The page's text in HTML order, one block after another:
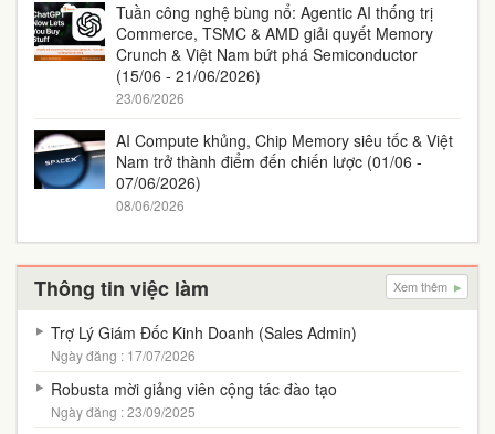
Tuần công nghệ bùng nổ: Agentic AI thống trị
Commerce, TSMC & AMD giải quyết Memory
Crunch & Việt Nam bứt phá Semiconductor
(15/06 - 21/06/2026)
23/06/2026
AI Compute khủng, Chip Memory siêu tốc & Việt
Nam trở thành điểm đến chiến lược (01/06 -
07/06/2026)
08/06/2026
Thông tin việc làm Xem thêm
Trợ Lý Giám Đốc Kinh Doanh (Sales Admin)
Ngày đăng : 17/07/2026
Robusta mời giảng viên cộng tác đào tạo
Ngày đăng : 23/09/2025